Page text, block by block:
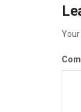
Your